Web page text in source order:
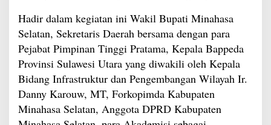
Hadir dalam kegiatan ini Wakil Bupati Minahasa
Selatan, Sekretaris Daerah bersama dengan para
Pejabat Pimpinan Tinggi Pratama, Kepala Bappeda
Provinsi Sulawesi Utara yang diwakili oleh Kepala
Bidang Infrastruktur dan Pengembangan Wilayah Ir.
Danny Karouw, MT, Forkopimda Kabupaten
Minahasa Selatan, Anggota DPRD Kabupaten